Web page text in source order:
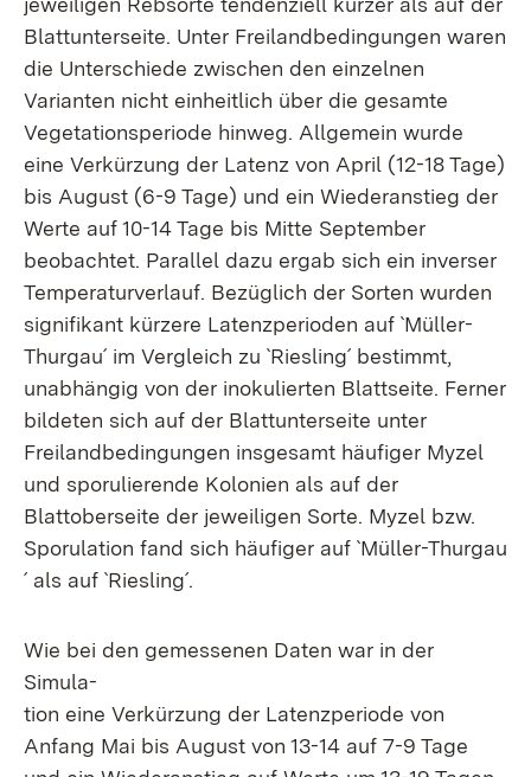
Blattunterseite. Unter Freilandbedingungen waren
die Unterschiede zwischen den einzelnen
Varianten nicht einheitlich über die gesamte
Vegetationsperiode hinweg. Allgemein wurde
eine Verkürzung der Latenz von April (12-18 Tage)
bis August (6-9 Tage) und ein Wiederanstieg der
Werte auf 10-14 Tage bis Mitte September
beobachtet. Parallel dazu ergab sich ein inverser
Temperaturverlauf. Bezüglich der Sorten wurden
signifikant kürzere Latenzperioden auf `Müller-
Thurgau´ im Vergleich zu `Riesling´ bestimmt,
unabhängig von der inokulierten Blattseite. Ferner
bildeten sich auf der Blattunterseite unter
Freilandbedingungen insgesamt häufiger Myzel
und sporulierende Kolonien als auf der
Blattoberseite der jeweiligen Sorte. Myzel bzw.
Sporulation fand sich häufiger auf `Müller-Thurgau
´ als auf `Riesling´.
Wie bei den gemessenen Daten war in der
Simula-
tion eine Verkürzung der Latenzperiode von
Anfang Mai bis August von 13-14 auf 7-9 Tage